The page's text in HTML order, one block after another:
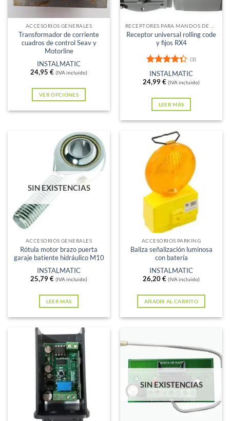
ACCESORIOS GENERALES
Transformador de corriente
cuadros de control Seav y
Motorline
INSTALMATIC
24,95 € (IVA incluido)
VER OPCIONES
tiene
múltiples
variantes.
Las
opciones
se
la
página
de
producto
Receptor universal rolling code
y fijos RX4
Valorado
con 4.33
de 5
(3)
INSTALMATIC
24,99€ (IVA incluido)
LEER MÁS
SIN EXISTENCIAS
ACCESORIOS GENERALES
Rótula motor brazo puerta
garaje batiente hidráulico M10
INSTALMATIC
25,79€ (IVA incluido)
LEER MÁS
ACCESORIOS PARKING
Baliza señalización luminosa
con batería
INSTALMATIC
26,20€ (IVA incluido)
AÑADIR AL CARRITO
SIN EXISTENCIAS